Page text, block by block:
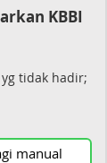
KBBI
tidak hadir;
manual